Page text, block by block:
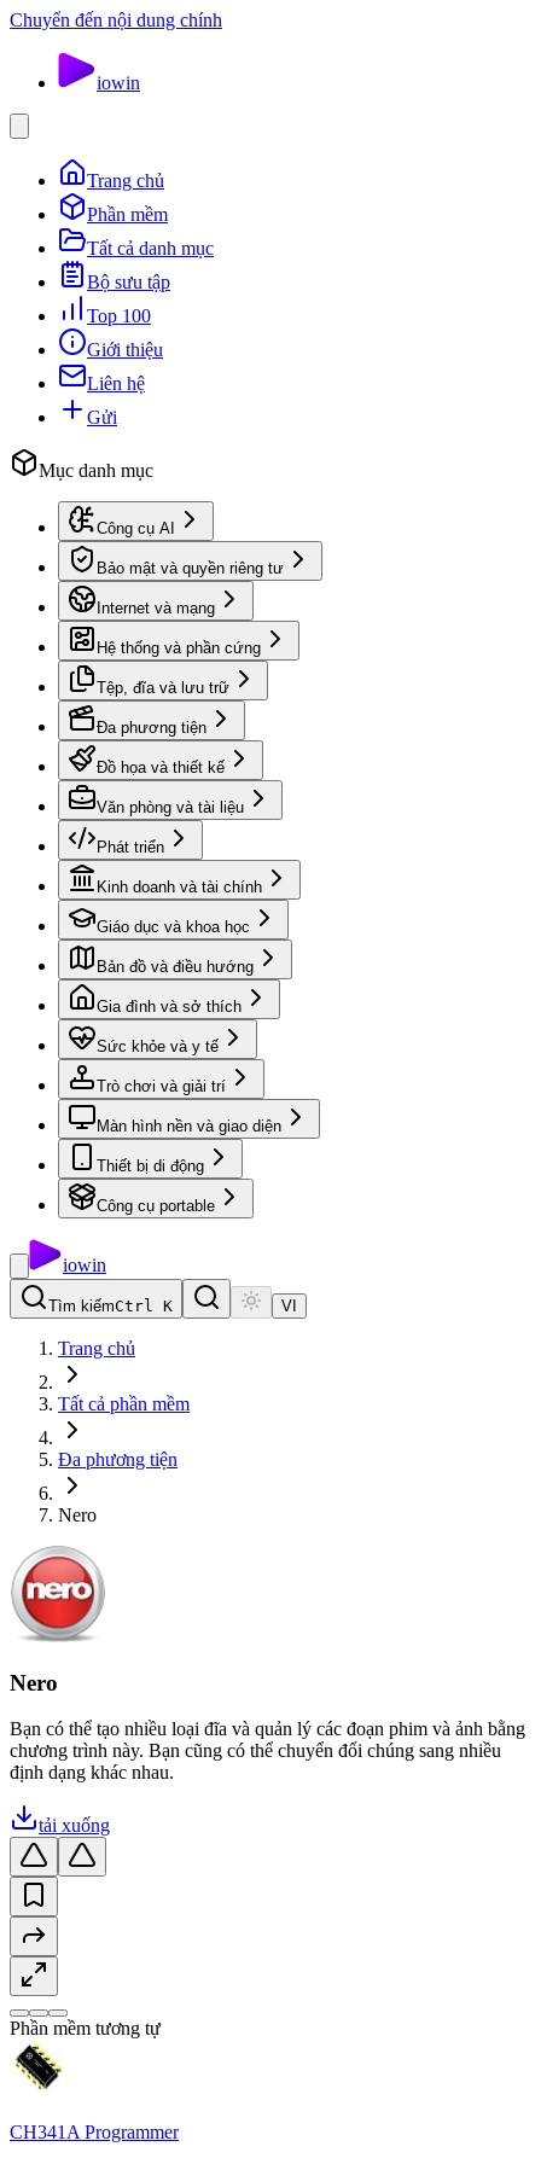
Chuyển đến nội dung chính
iowin
Trang chủ
Phần mềm
Tất cả danh mục
Bộ sưu tập
Top 100
Giới thiệu
Liên hệ
Gửi
Mục danh mục
Công cụ AI
Bảo mật và quyền riêng tư
Internet và mạng
Hệ thống và phần cứng
Tệp, đĩa và lưu trữ
Đa phương tiện
Đồ họa và thiết kế
Văn phòng và tài liệu
Phát triển
Kinh doanh và tài chính
Giáo dục và khoa học
Bản đồ và điều hướng
Gia đình và sở thích
Sức khỏe và y tế
Trò chơi và giải trí
Màn hình nền và giao diện
Thiết bị di động
Công cụ portable
iowin
Tìm kiếmCtrl K VI
Trang chủ
Tất cả phần mềm
Đa phương tiện
Nero
Nero
Bạn có thể tạo nhiều loại đĩa và quản lý các đoạn phim và ảnh bằng
chương trình này. Bạn cũng có thể chuyển đổi chúng sang nhiều
định dạng khác nhau.
tải xuống
Phần mềm tương tự
CH341A Programmer